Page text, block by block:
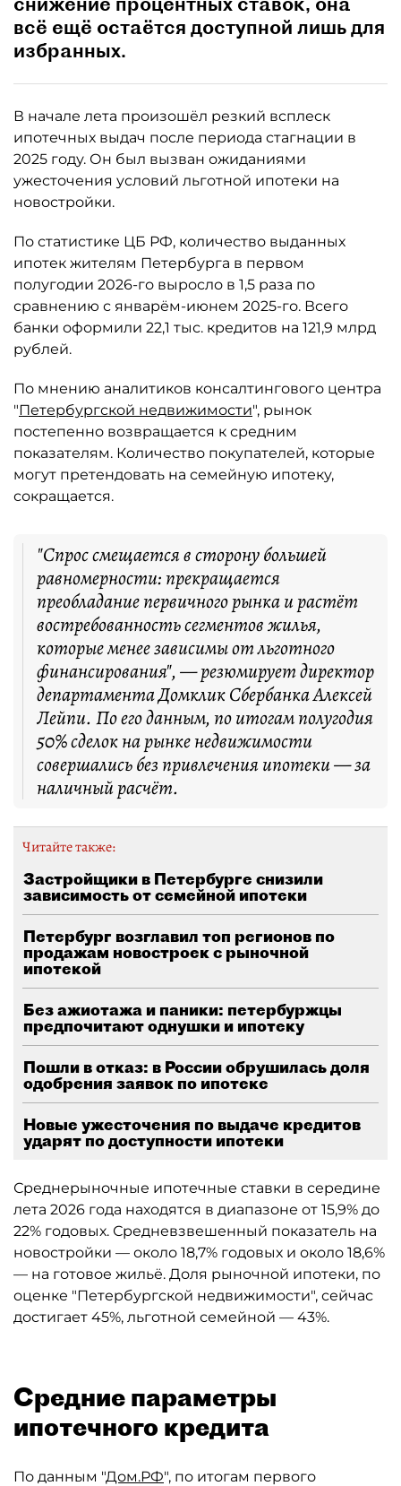
всё ещё остаётся доступной лишь для
избранных.
В начале лета произошёл резкий всплеск
ипотечных выдач после периода стагнации в
2025 году. Он был вызван ожиданиями
ужесточения условий льготной ипотеки на
новостройки.
По статистике ЦБ РФ, количество выданных
ипотек жителям Петербурга в первом
полугодии 2026-го выросло в 1,5 раза по
сравнению с январём-июнем 2025-го. Всего
банки оформили 22,1 тыс. кредитов на 121,9 млрд
рублей.
По мнению аналитиков консалтингового центра
"Петербургской недвижимости", рынок
постепенно возвращается к средним
показателям. Количество покупателей, которые
могут претендовать на семейную ипотеку,
сокращается.
"Спрос смещается в сторону большей
равномерности: прекращается
преобладание первичного рынка и растёт
востребованность сегментов жилья,
которые менее зависимы от льготного
финансирования", — резюмирует директор
департамента Домклик Сбербанка Алексей
Лейпи. По его данным, по итогам полугодия
50% сделок на рынке недвижимости
совершались без привлечения ипотеки — за
наличный расчёт.
Читайте также:
Застройщики в Петербурге снизили
зависимость от семейной ипотеки
Петербург возглавил топ регионов по
продажам новостроек с рыночной
ипотекой
Без ажиотажа и паники: петербуржцы
предпочитают однушки и ипотеку
Пошли в отказ: в России обрушилась доля
одобрения заявок по ипотеке
Новые ужесточения по выдаче кредитов
ударят по доступности ипотеки
Среднерыночные ипотечные ставки в середине
лета 2026 года находятся в диапазоне от 15,9% до
22% годовых. Средневзвешенный показатель на
новостройки — около 18,7% годовых и около 18,6%
— на готовое жильё. Доля рыночной ипотеки, по
оценке "Петербургской недвижимости", сейчас
достигает 45%, льготной семейной — 43%.
Средние параметры
ипотечного кредита
По данным "Дом.РФ", по итогам первого